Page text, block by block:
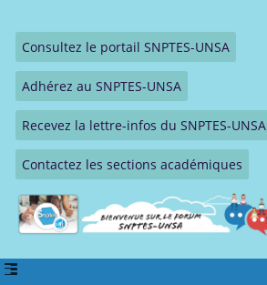
Consultez le portail SNPTES-UNSA
Adhérez au SNPTES-UNSA
Recevez la lettre-infos du SNPTES-UNSA
Contactez les sections académiques